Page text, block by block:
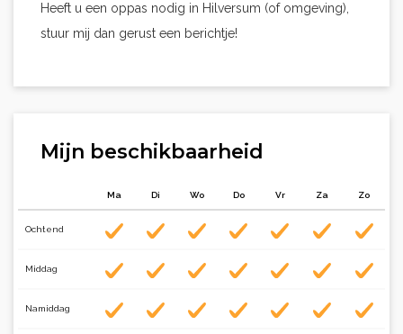
Heeft u een oppas nodig in Hilversum (of omgeving),
stuur mij dan gerust een berichtje!
Mijn beschikbaarheid
Ma Di Wo Do Vr Za Zo
Ochtend
Middag
Namiddag